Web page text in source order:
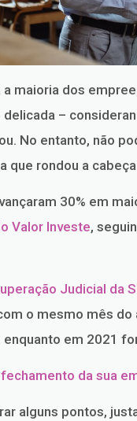
maioria dos
–
No entanto, não
que rondou a
30% em
Valor Investe,
Judicial da
o mesmo mês
em 2021
da sua
alguns pontos,